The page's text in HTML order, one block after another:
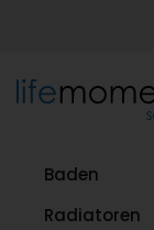
Baden
Radiatoren